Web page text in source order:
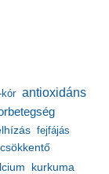
antioxidáns
fejfájás
kurkuma